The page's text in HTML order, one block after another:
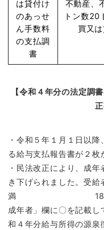
は貸付け
のあっせ
ん手数料
の支払調
書
不動産、
トン数20
買又
【令和４年分の法定調
・令和５年１月１日以
る給与支払報告書が２枚
・民法改正により、成
き下げられました。受
満 18歳未満に
成年者」欄に〇を記載し
和４年分給与所得の源泉